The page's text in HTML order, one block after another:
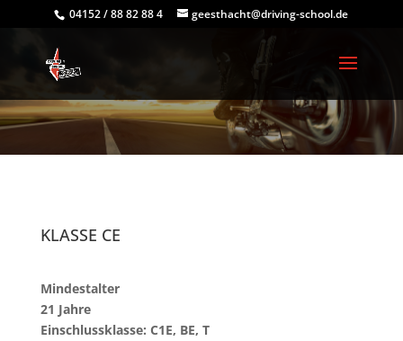
04152 / 88 82 88 4 geesthacht@driving-school.de
KLASSE CE
Mindestalter
21 Jahre
Einschlussklasse: C1E, BE, T